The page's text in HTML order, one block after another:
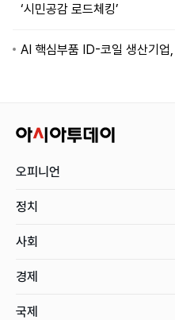
‘시민공감 로드체킹’
AI 핵심부품 ID-코일 생산기
오피니언
정치
사회
경제
국제